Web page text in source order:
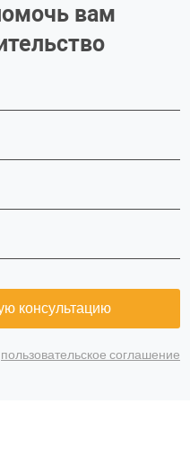
вам
консультацию
пользовательское соглашение